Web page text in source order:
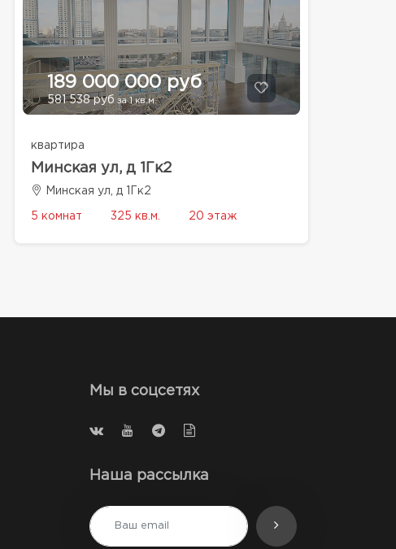
189 000 000 руб
581 538 рубза 1 кв.м.
квартира
Минская ул, д 1Гк2
Минская ул, д 1Гк2
5 комнат 325 кв.м. 20 этаж
Мы в соцсетях
Наша рассылка